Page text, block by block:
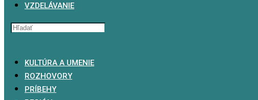
VZDELÁVANIE
KULTÚRA A UMENIE
ROZHOVORY
PRÍBEHY